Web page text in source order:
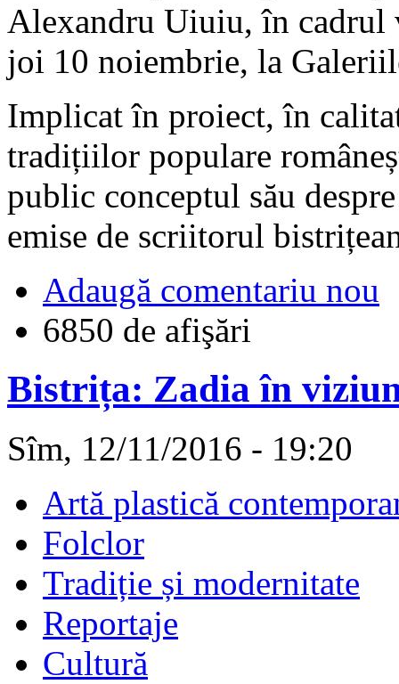
Alexandru Uiuiu, în
joi 10 noiembrie, la
Implicat în proiect, în
tradițiilor populare
public conceptul său
emise de scriitorul
Adaugă comentariu nou
6850 de afişări
Bistrița: Zadia în
Sîm, 12/11/2016 - 19:20
Artă plastică
Folclor
Tradiție și modernitate
Reportaje
Cultură